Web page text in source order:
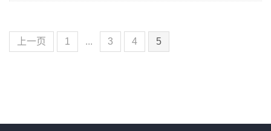
上一页 1 ... 3 4 5